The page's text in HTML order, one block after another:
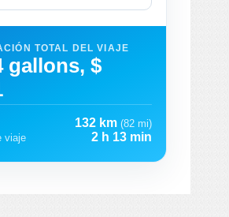
TOTAL DEL VIAJE
gallons, $
132 km (82 mi)
viaje
2 h 13 min